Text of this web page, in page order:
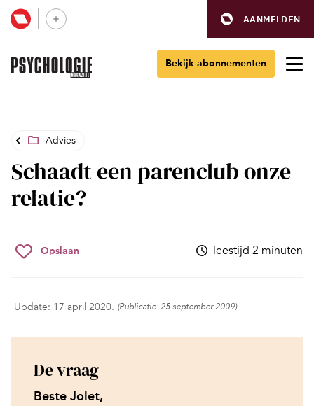
AANMELDEN
Bekijk abonnementen
Advies
Schaadt een parenclub onze
relatie?
Opslaan leestijd 2 minuten
Update: 17 april 2020. (Publicatie: 25 september 2009)
De vraag
Beste Jolet,